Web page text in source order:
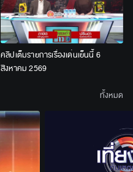
คลิปเต็มรายการเรื่องเด่นเย็นนี้ 6
สิงหาคม 2569
ทั้งหมด